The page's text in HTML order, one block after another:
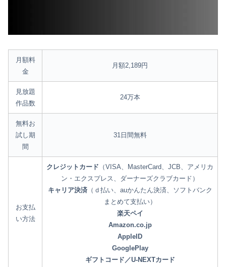
月額料
金
月額2,189円
見放題
作品数
24万本
無料お
試し期
間
31日間無料
お支払
い方法
クレジットカード （VISA、MasterCard、JCB、アメリカ
ン・エクスプレス、ダーナーズクラブカード）
キャリア決済（ｄ払い、auかんたん決済、ソフトバンク
まとめて支払い）
楽天ペイ
Amazon.co.jp
AppleID
GooglePlay
ギフトコード／U-NEXTカード